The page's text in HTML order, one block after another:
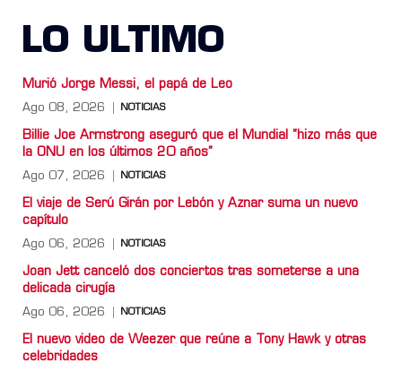
LO ULTIMO
Murió Jorge Messi, el papá de Leo
Ago 08, 2026 NOTICIAS
Billie Joe Armstrong aseguró que el Mundial “hizo más que
la ONU en los últimos 20 años”
Ago 07, 2026 NOTICIAS
El viaje de Serú Girán por Lebón y Aznar suma un nuevo
capítulo
Ago 06, 2026 NOTICIAS
Joan Jett canceló dos conciertos tras someterse a una
delicada cirugía
Ago 06, 2026 NOTICIAS
El nuevo video de Weezer que reúne a Tony Hawk y otras
celebridades